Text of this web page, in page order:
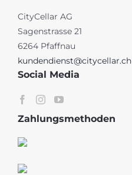
CityCellar AG
Sagenstrasse 21
6264 Pfaffnau
kundendienst@citycellar.ch
Social Media
Zahlungsmethoden